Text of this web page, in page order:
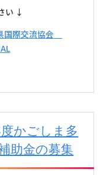
い ↓
国際交流協会
かごしま多
助金の募集